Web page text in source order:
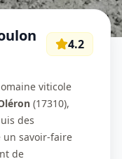
4.2
viticole
(17310),
des
un savoir-faire
de